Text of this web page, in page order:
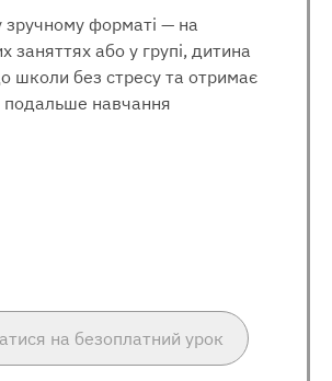
форматі — на
заняттях або у групі, дитина
школи без стресу та отримає
навчання
на безоплатний урок